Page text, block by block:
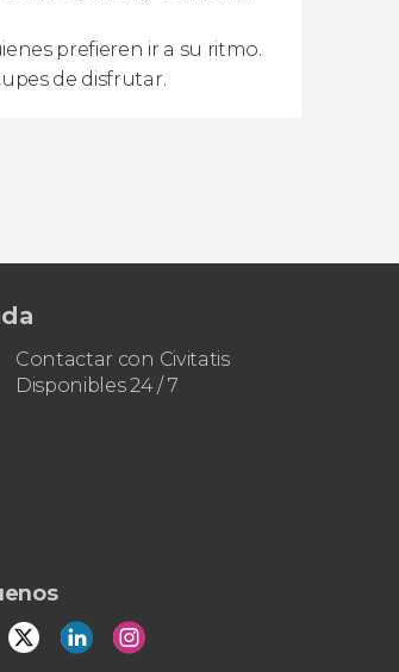
prefieren ir a su ritmo.
de disfrutar.
Contactar con Civitatis
Disponibles 24 / 7